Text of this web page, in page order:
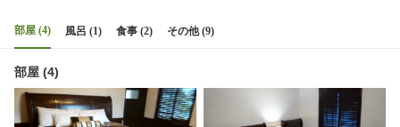
部屋 (4) 風呂 (1) 食事 (2) その他 (9)
部屋 (4)